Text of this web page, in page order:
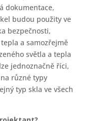
dokumentace,
budou použity ve
bezpečnosti,
a samozřejmě
světla a tepla
jednoznačně říci,
různé typy
typ skla ve všech